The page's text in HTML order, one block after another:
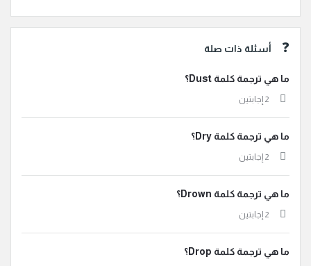
أسئلة ذات صلة
ما هي ترجمة كلمة Dust؟
‫2 إجابتين
ما هي ترجمة كلمة Dry؟
‫2 إجابتين
ما هي ترجمة كلمة Drown؟
‫2 إجابتين
ما هي ترجمة كلمة Drop؟